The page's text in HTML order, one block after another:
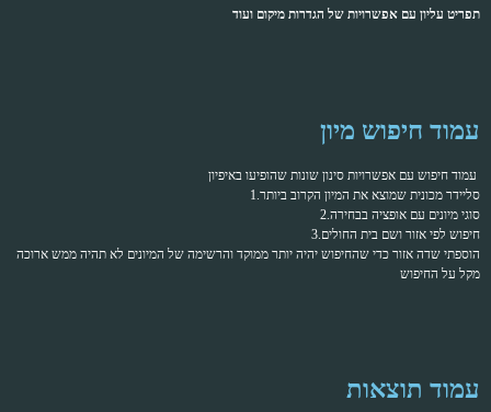
תפריט עליון עם אפשרויות של הגדרות מיקום ועוד
עמוד חיפוש מיון
1.סליידר מכונית שמוצא את המיון הקרוב ביותר
2.סוגי מיונים עם אופציה בבחירה
3.חיפוש לפי אזור ושם בית החולים
הוספתי שדה אזור כדי שהחיפוש יהיה יותר ממוקד והרשימה של המיונים לא תהיה ממש ארוכה
מקל על החיפוש
עמוד תוצאות